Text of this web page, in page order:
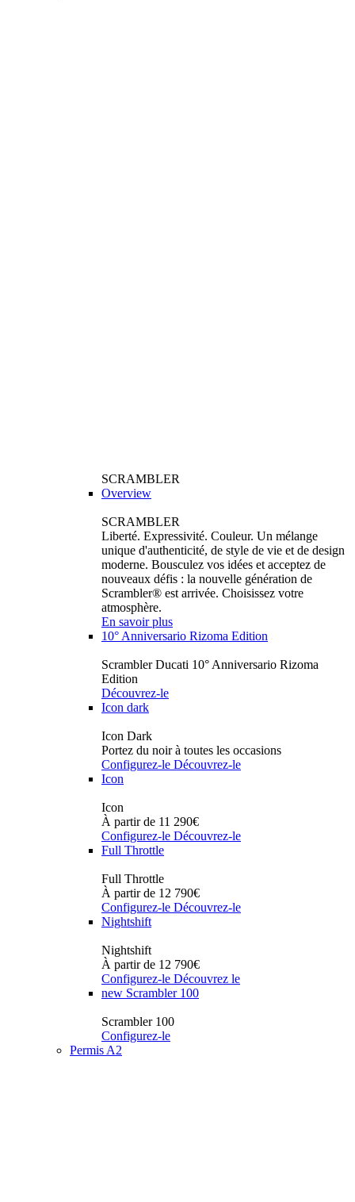
SCRAMBLER
Overview
SCRAMBLER
Liberté. Expressivité. Couleur. Un mélange
unique d'authenticité, de style de vie et de design
moderne. Bousculez vos idées et acceptez de
nouveaux défis : la nouvelle génération de
Scrambler® est arrivée. Choisissez votre
atmosphère.
En savoir plus
10° Anniversario Rizoma Edition
Scrambler Ducati 10° Anniversario Rizoma
Edition
Découvrez-le
Icon dark
Icon Dark
Portez du noir à toutes les occasions
Configurez-le Découvrez-le
Icon
Icon
À partir de 11 290€
Configurez-le Découvrez-le
Full Throttle
Full Throttle
À partir de 12 790€
Configurez-le Découvrez-le
Nightshift
Nightshift
À partir de 12 790€
Configurez-le Découvrez le
new Scrambler 100
Scrambler 100
Configurez-le
Permis A2